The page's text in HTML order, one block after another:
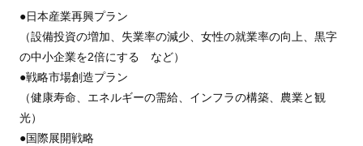
●日本産業再興プラン
（設備投資の増加、失業率の減少、女性の就業率の向上、黒字
の中小企業を2倍にする など）
●戦略市場創造プラン
（健康寿命、エネルギーの需給、インフラの構築、農業と観
光）
●国際展開戦略